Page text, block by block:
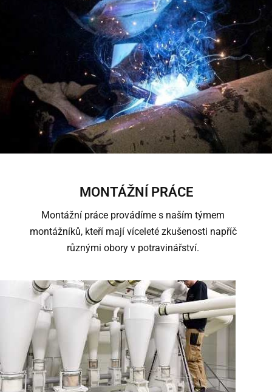
MONTÁŽNÍ PRÁCE
Montážní práce provádíme s naším týmem
montážníků, kteří mají víceleté zkušenosti napříč
různými obory v potravinářství.